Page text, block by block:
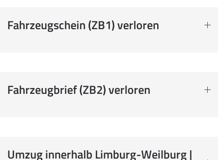
Fahrzeugschein (ZB1) verloren
Fahrzeugbrief (ZB2) verloren
Umzug innerhalb Limburg-Weilburg |